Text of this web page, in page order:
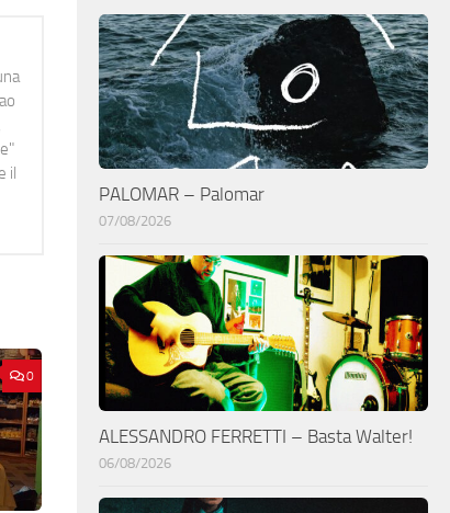
il
0
PALOMAR – Palomar
07/08/2026
ALESSANDRO FERRETTI – Basta Walter!
06/08/2026